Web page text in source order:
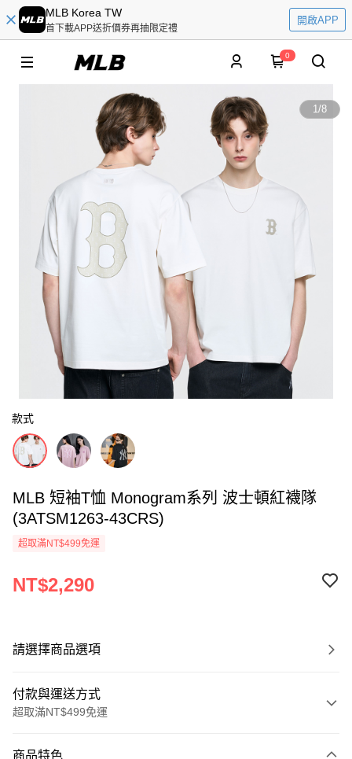
MLB Korea TW
首下載APP送折價券再抽限定禮
開啟APP
0
1/8
款式
MLB 短袖T恤 Monogram系列 波士頓紅襪隊
(3ATSM1263-43CRS)
超取滿NT$499免運
NT$2,290
請選擇商品選項
付款與運送方式
超取滿NT$499免運
商品特色